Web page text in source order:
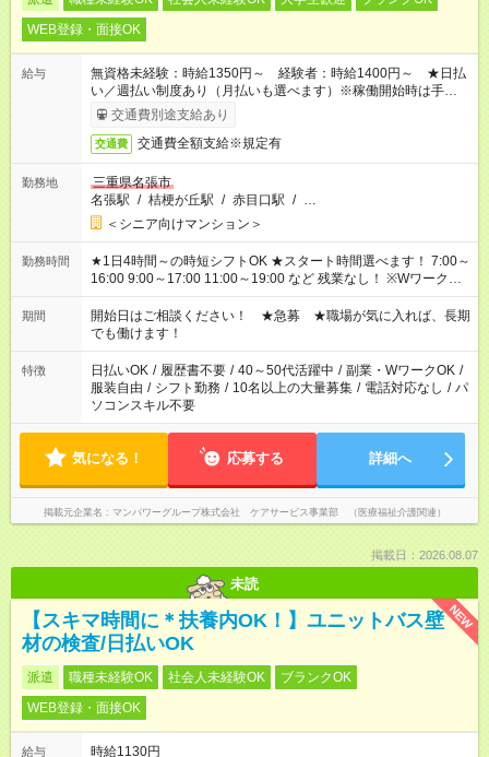
WEB登録・面接OK
給与
無資格未経験：時給1350円～ 経験者：時給1400円～ ★日払
い／週払い制度あり（月払いも選べます）※稼働開始時は手続き
完了次第のお支払いとなります。
交通費別途支給あり
交通費 交通費全額支給※規定有
勤務地
三重県名張市
名張駅 / 桔梗が丘駅 / 赤目口駅 / …
＜シニア向けマンション＞
勤務時間
★1日4時間～の時短シフトOK ★スタート時間選べます！ 7:00～
16:00 9:00～17:00 11:00～19:00 など 残業なし！ ※Wワークの
場合、他のお仕事と合わせ週40時間超の就業はご案内できませ
ん ※法令に基づき、週20時間以上勤務は社会保険への加入対象
となります ※労働者派遣法（日雇い派遣の原則禁止）により、
短時間・短期間の就業はご案内が難しい場合があります
期間
開始日はご相談ください！ ★急募 ★職場が気に入れば、長期
でも働けます！
特徴 日払いOK / 履歴書不要 / 40～50代活躍中 / 副業・WワークOK /
服装自由 / シフト勤務 / 10名以上の大量募集 / 電話対応なし / パ
ソコンスキル不要
気になる！ 応募する 詳細へ
掲載元企業名 マンパワーグループ株式会社 ケアサービス事業部 （医療福祉介護関連）
掲載日：2026.08.07
未読
NEW
【スキマ時間に＊扶養内OK！】ユニットバス壁
材の検査/日払いOK
派遣 職種未経験OK 社会人未経験OK
ブランクOK
WEB登録・面接OK
給与
時給1130円